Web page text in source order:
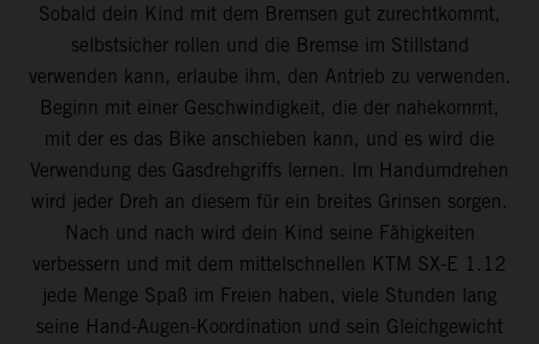
Sobald dein Kind mit dem Bremsen gut zurechtkommt,
selbstsicher rollen und die Bremse im Stillstand
verwenden kann, erlaube ihm, den Antrieb zu verwenden.
Beginn mit einer Geschwindigkeit, die der nahekommt,
mit der es das Bike anschieben kann, und es wird die
Verwendung des Gasdrehgriffs lernen. Im Handumdrehen
wird jeder Dreh an diesem für ein breites Grinsen sorgen.
Nach und nach wird dein Kind seine Fähigkeiten
verbessern und mit dem mittelschnellen KTM SX-E 1.12
jede Menge Spaß im Freien haben, viele Stunden lang
seine Hand-Augen-Koordination und sein Gleichgewicht